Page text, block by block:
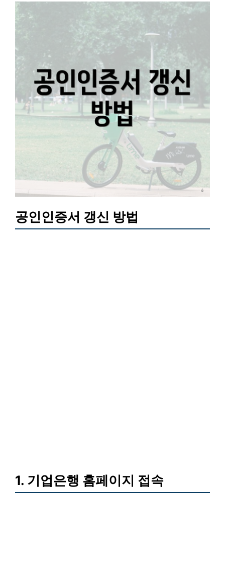
공인인증서 갱신 방법
1. 기업은행 홈페이지 접속